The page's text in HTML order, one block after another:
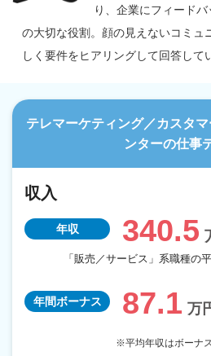
り、企業にフィード
の大切な役割。顔の見えないコミュ
しく要件をヒアリングして回答して
テレマーケティング／カスタ
ンターの仕事
収入
年収 340.5
「販売／サービス」系職種の
年間ボーナス 87.1 万